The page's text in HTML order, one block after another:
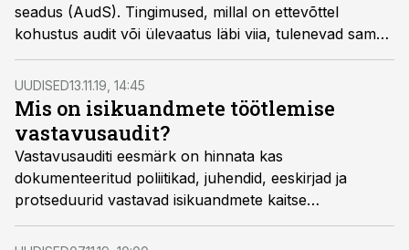
seadus (AudS). Tingimused, millal on ettevõttel
kohustus audit või ülevaatus läbi viia, tulenevad samuti
audiitortegevuse seadusest. Küll aga tekib küsimus, mis
juhtub siis, kui audiitor teeb vea? Milline on audiitori
vastutus juhul, kui audiitor aruannetes ebakõlasid ei
märka või neid tahtlikult varjab ja kui palju on
kahjukannatajal loota abile kindlustusandjalt, selgitavad
Grant Thornton Balticu spetsialistid Mart Nõmper ning
Lee Laanemäe.
UUDISED13.11.19, 14:45
Mis on isikuandmete töötlemise
vastavusaudit?
Vastavusauditi eesmärk on hinnata kas
dokumenteeritud poliitikad, juhendid, eeskirjad ja
protseduurid vastavad isikuandmete kaitse
õigusaktides sätestatud nõuetele. Kas see on
kohustuslik ning kes seda ettevõttes läbi viib?